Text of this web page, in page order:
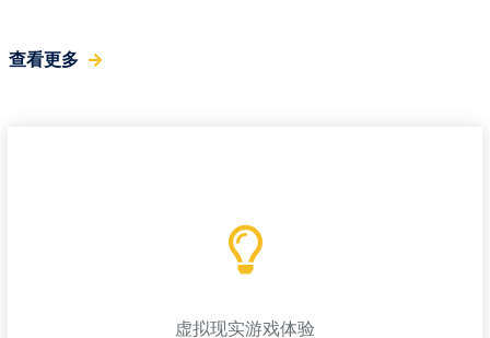
查看更多
虚拟现实游戏体验